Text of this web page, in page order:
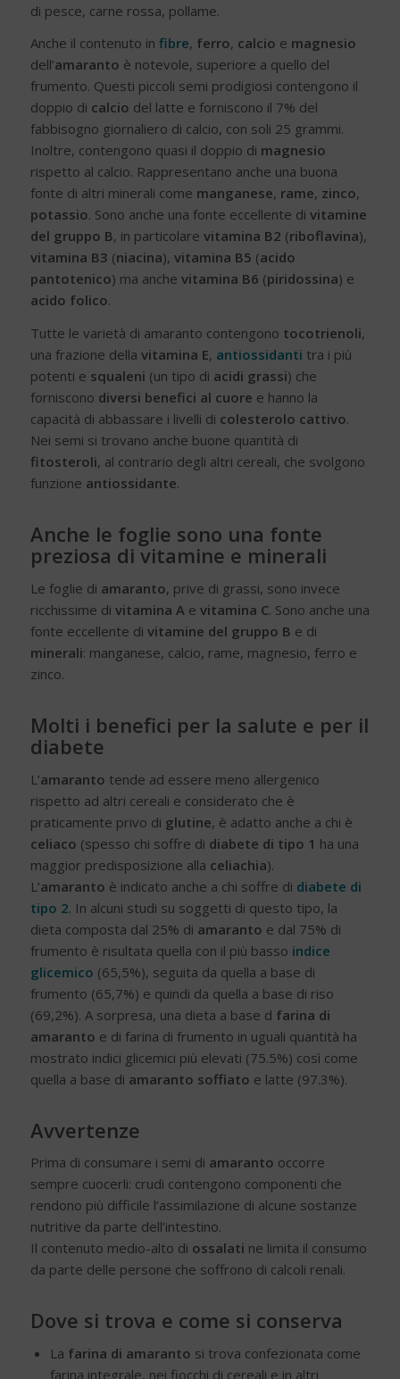
di pesce, carne rossa, pollame.
Anche il contenuto in fibre, ferro, calcio e magnesio
dell’amaranto è notevole, superiore a quello del
frumento. Questi piccoli semi prodigiosi contengono il
doppio di calcio del latte e forniscono il 7% del
fabbisogno giornaliero di calcio, con soli 25 grammi.
Inoltre, contengono quasi il doppio di magnesio
rispetto al calcio. Rappresentano anche una buona
fonte di altri minerali come manganese, rame, zinco,
potassio. Sono anche una fonte eccellente di vitamine
del gruppo B, in particolare vitamina B2 (riboflavina),
vitamina B3 (niacina), vitamina B5 (acido
pantotenico) ma anche vitamina B6 (piridossina) e
acido folico.
Tutte le varietà di amaranto contengono tocotrienoli,
una frazione della vitamina E, antiossidanti tra i più
potenti e squaleni (un tipo di acidi grassi) che
forniscono diversi benefici al cuore e hanno la
capacità di abbassare i livelli di colesterolo cattivo.
Nei semi si trovano anche buone quantità di
fitosteroli, al contrario degli altri cereali, che svolgono
funzione antiossidante.
Anche le foglie sono una fonte
preziosa di vitamine e minerali
Le foglie di amaranto, prive di grassi, sono invece
ricchissime di vitamina A e vitamina C. Sono anche una
fonte eccellente di vitamine del gruppo B e di
minerali: manganese, calcio, rame, magnesio, ferro e
zinco.
Molti i benefici per la salute e per il
diabete
L’amaranto tende ad essere meno allergenico
rispetto ad altri cereali e considerato che è
praticamente privo di glutine, è adatto anche a chi è
celiaco (spesso chi soffre di diabete di tipo 1 ha una
maggior predisposizione alla celiachia).
L’amaranto è indicato anche a chi soffre di diabete di
tipo 2. In alcuni studi su soggetti di questo tipo, la
dieta composta dal 25% di amaranto e dal 75% di
frumento è risultata quella con il più basso indice
glicemico (65,5%), seguita da quella a base di
frumento (65,7%) e quindi da quella a base di riso
(69,2%). A sorpresa, una dieta a base d farina di
amaranto e di farina di frumento in uguali quantità ha
mostrato indici glicemici più elevati (75.5%) così come
quella a base di amaranto soffiato e latte (97.3%).
Avvertenze
Prima di consumare i semi di amaranto occorre
sempre cuocerli: crudi contengono componenti che
rendono più difficile l’assimilazione di alcune sostanze
nutritive da parte dell’intestino.
Il contenuto medio-alto di ossalati ne limita il consumo
da parte delle persone che soffrono di calcoli renali.
Dove si trova e come si conserva
La farina di amaranto si trova confezionata come
farina integrale, nei fiocchi di cereali e in altri